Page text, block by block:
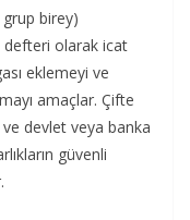
birey)
defteri olarak icat
eklemeyi ve
amaçlar. Çifte
devlet veya banka
güvenli